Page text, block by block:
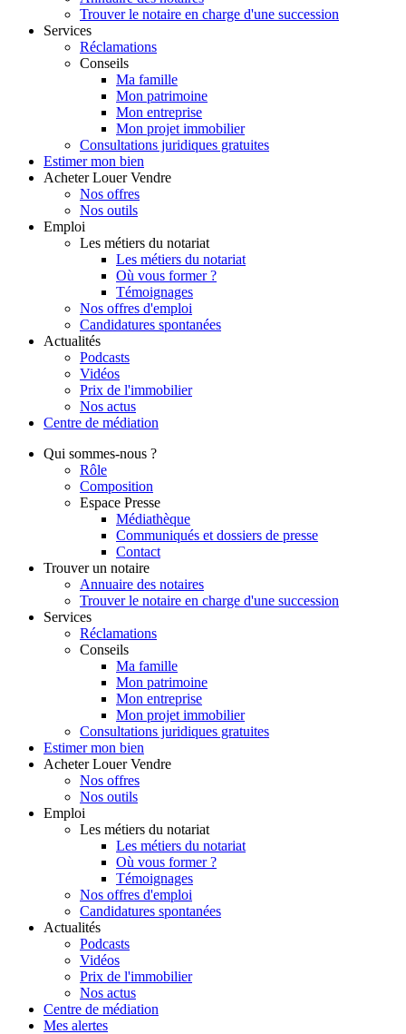
Trouver le notaire en charge d'une succession
Services
Réclamations
Conseils
Ma famille
Mon patrimoine
Mon entreprise
Mon projet immobilier
Consultations juridiques gratuites
Estimer mon bien
Acheter Louer Vendre
Nos offres
Nos outils
Emploi
Les métiers du notariat
Les métiers du notariat
Où vous former ?
Témoignages
Nos offres d'emploi
Candidatures spontanées
Actualités
Podcasts
Vidéos
Prix de l'immobilier
Nos actus
Centre de médiation
Qui sommes-nous ?
Rôle
Composition
Espace Presse
Médiathèque
Communiqués et dossiers de presse
Contact
Trouver un notaire
Annuaire des notaires
Trouver le notaire en charge d'une succession
Services
Réclamations
Conseils
Ma famille
Mon patrimoine
Mon entreprise
Mon projet immobilier
Consultations juridiques gratuites
Estimer mon bien
Acheter Louer Vendre
Nos offres
Nos outils
Emploi
Les métiers du notariat
Les métiers du notariat
Où vous former ?
Témoignages
Nos offres d'emploi
Candidatures spontanées
Actualités
Podcasts
Vidéos
Prix de l'immobilier
Nos actus
Centre de médiation
Mes alertes